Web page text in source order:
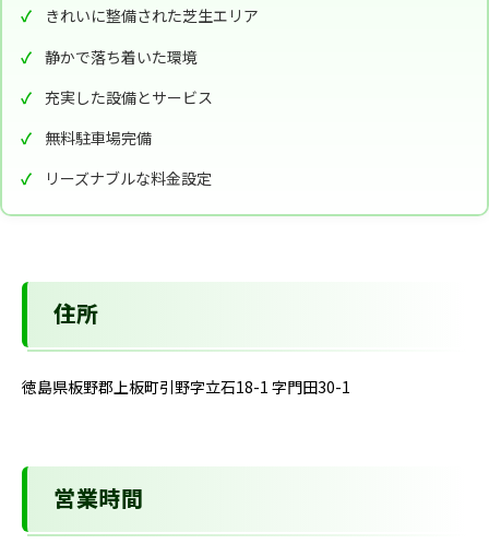
きれいに整備された芝生エリア
静かで落ち着いた環境
充実した設備とサービス
無料駐車場完備
リーズナブルな料金設定
住所
徳島県板野郡上板町引野字立石18-1 字門田30-1
営業時間